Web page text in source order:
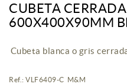
CUBETA
600X400X90MM
Cubeta blanca o gris
Ref.: VLF6409-C M&M